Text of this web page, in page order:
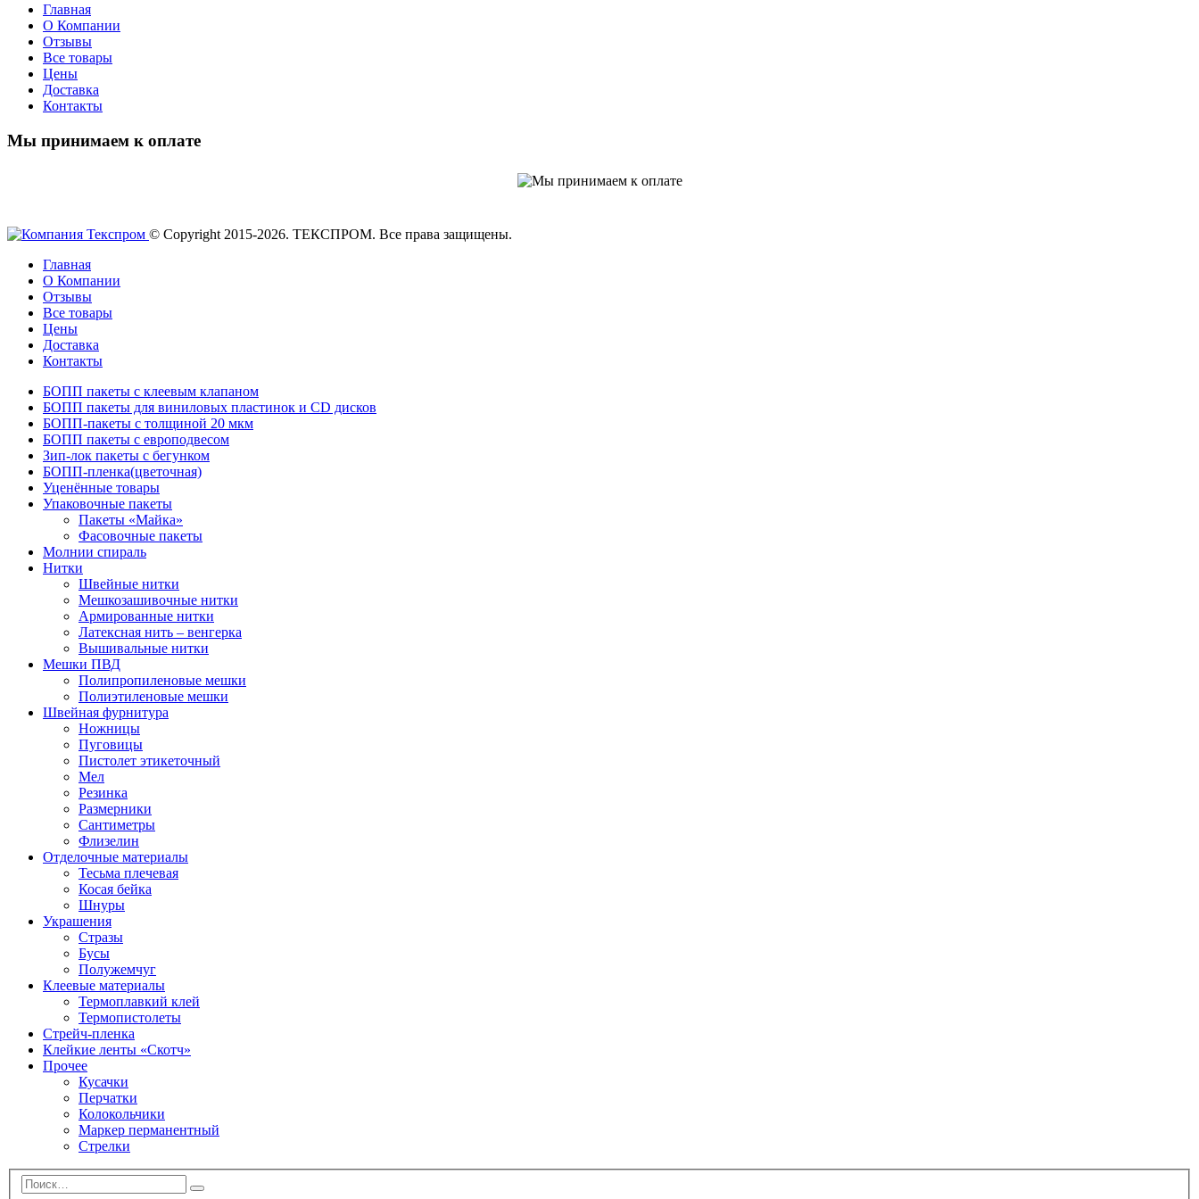
Главная
О Компании
Отзывы
Все товары
Цены
Доставка
Контакты
Мы принимаем к оплате
© Copyright 2015-2026. ТЕКСПРОМ. Все права защищены.
Главная
О Компании
Отзывы
Все товары
Цены
Доставка
Контакты
БОПП пакеты с клеевым клапаном
БОПП пакеты для виниловых пластинок и CD дисков
БОПП-пакеты с толщиной 20 мкм
БОПП пакеты с европодвесом
Зип-лок пакеты с бегунком
БОПП-пленка(цветочная)
Уценённые товары
Упаковочные пакеты
Пакеты «Майка»
Фасовочные пакеты
Молнии спираль
Нитки
Швейные нитки
Мешкозашивочные нитки
Армированные нитки
Латексная нить – венгерка
Вышивальные нитки
Мешки ПВД
Полипропиленовые мешки
Полиэтиленовые мешки
Швейная фурнитура
Ножницы
Пуговицы
Пистолет этикеточный
Мел
Резинка
Размерники
Сантиметры
Флизелин
Отделочные материалы
Тесьма плечевая
Косая бейка
Шнуры
Украшения
Стразы
Бусы
Полужемчуг
Клеевые материалы
Термоплавкий клей
Термопистолеты
Стрейч-пленка
Клейкие ленты «Скотч»
Прочее
Кусачки
Перчатки
Колокольчики
Маркер перманентный
Стрелки